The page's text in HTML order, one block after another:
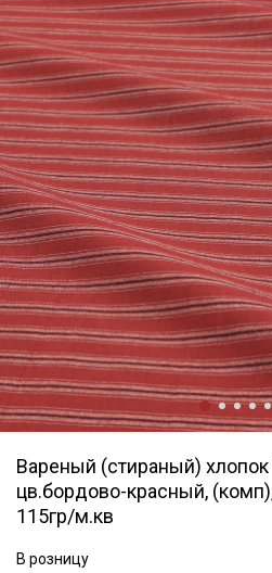
Вареный (стираный)
цв.бордово-красный,
115гр/м.кв
В розницу